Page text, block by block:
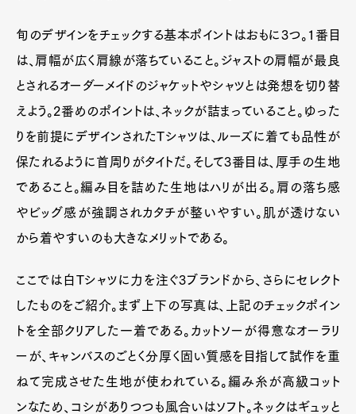
旬のデザインをチェックする基本ポイントはおもに3つ。1番目
は、肩幅が広く肩線が落ちていること。ジャストの肩幅が最良
とされるオーダーメイドのジャケットやシャツとは発想を切り替
えよう。2番めのポイントは、ネックが詰まっていること。ゆった
りを前提にデザインされたTシャツは、ルーズに着ても品性が
保たれるように首周りがタイトだ。そして3番目は、厚手の生地
であること。編み目を詰めた生地はハリが出る。肩の落ち感
やビッグ感が強調されカタチが整いやすい。肌が透けない
から着やすいのも大きなメリットである。
ここでは白Tシャツに力を注ぐ3ブランドから、さらにセレクト
したものをご紹介。まず上下の写真は、上記のチェックポイン
トを全部クリアした一着である。カットソーが得意なオーラリ
ーが、キャンバスのごとく分厚く固い質感を目指して試作を重
ねて完成させた生地が使われている。編み糸が高級コット
ンなため、コシがありつつも風合いはソフト。ネックはギュッと